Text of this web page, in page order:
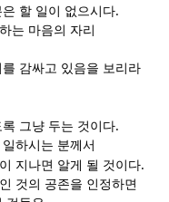
할 일이 없으시다.
는 마음의 자리
감싸고 있음을 보리라
그냥 두는 것이다.
하시는 분께서
지나면 알게 될 것이다.
것의 공존을 인정하면